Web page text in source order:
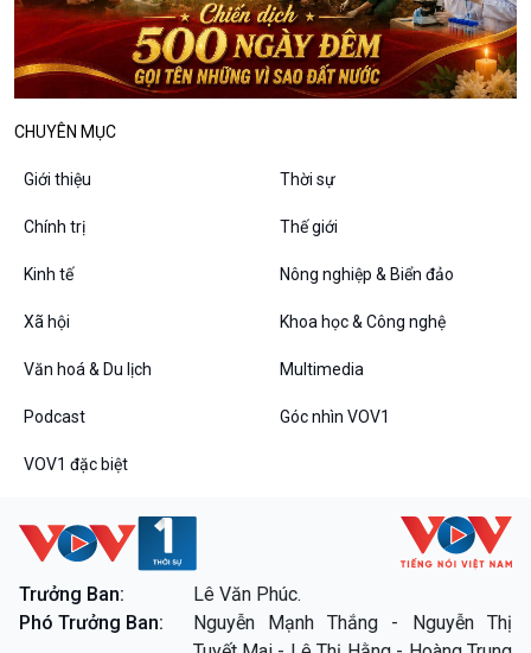
Văn hoá & Du lịch
Tin Văn hoá & Du lịch
Câu chuyện Thể thao
Multimedia
Infographic
E-Magazine
Podcast
Góc nhìn VOV1
Bình luận
Câu chuyện thời sự
VOV1 đặc biệt
CHUYÊN MỤC
Giới thiệu Thời sự
Chính trị Thế giới
Kinh tế Nông nghiệp & Biển đảo
Xã hội Khoa học & Công nghệ
Văn hoá & Du lịch Multimedia
Podcast Góc nhìn VOV1
VOV1 đặc biệt
Trưởng Ban:
Lê Văn Phúc.
Phó Trưởng Ban:
Nguyễn Mạnh Thắng - Nguyễn Thị